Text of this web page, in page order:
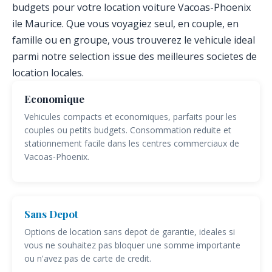
budgets pour votre location voiture Vacoas-Phoenix
ile Maurice. Que vous voyagiez seul, en couple, en
famille ou en groupe, vous trouverez le vehicule ideal
parmi notre selection issue des meilleures societes de
location locales.
Economique
Vehicules compacts et economiques, parfaits pour les
couples ou petits budgets. Consommation reduite et
stationnement facile dans les centres commerciaux de
Vacoas-Phoenix.
Sans Depot
Options de location sans depot de garantie, ideales si
vous ne souhaitez pas bloquer une somme importante
ou n'avez pas de carte de credit.